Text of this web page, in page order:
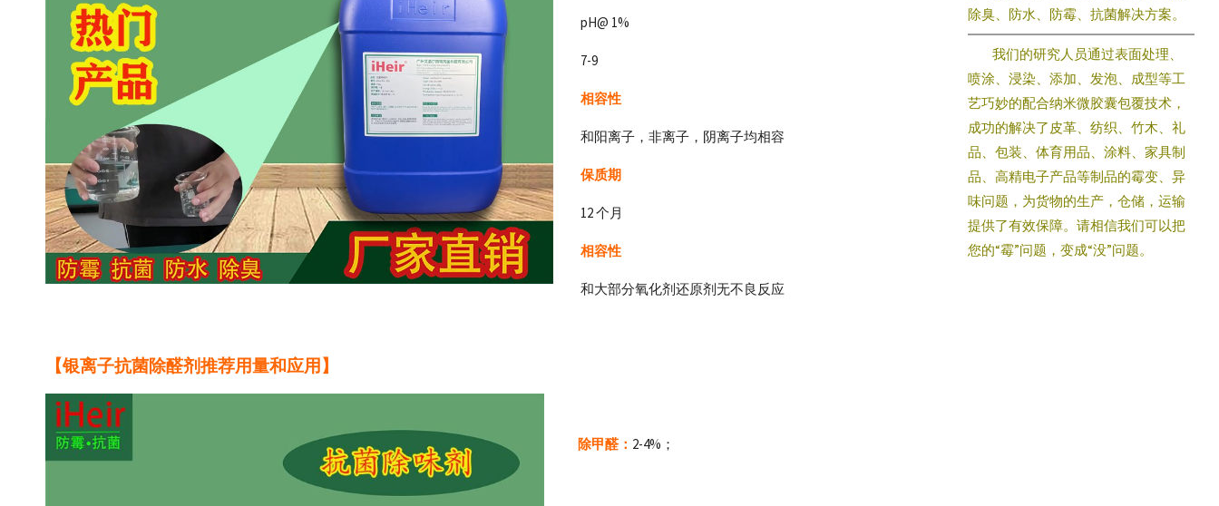
pH@ 1%
7-9
相容性
和阳离子，非离子，阴离子均相容
保质期
12 个月
相容性
和大部分氧化剂还原剂无不良反应
【银离子抗菌除醛剂推荐用量和应用】
除甲醛： 2-4%；
除臭、防水、防霉、抗菌解决方案。
我们的研究人员通过表面处理、
喷涂、浸染、添加、发泡、成型等工
艺巧妙的配合纳米微胶囊包覆技术，
成功的解决了皮革、纺织、竹木、礼
品、包装、体育用品、涂料、家具制
品、高精电子产品等制品的霉变、异
味问题，为货物的生产，仓储，运输
提供了有效保障。请相信我们可以把
您的“霉”问题，变成“没”问题。